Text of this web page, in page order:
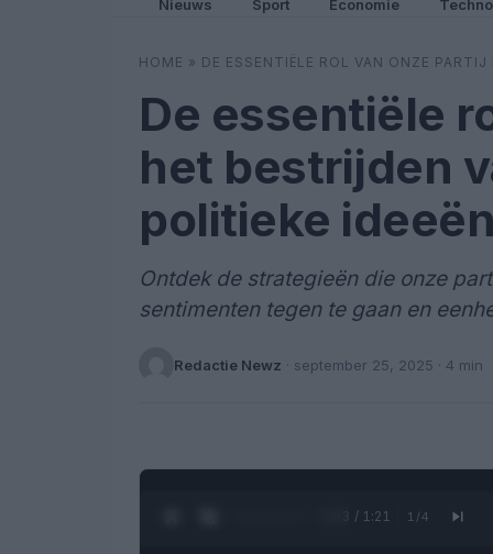
Nieuws Sport Economie
HOME » DE ESSENTIËLE ROL VAN ONZE
De essentiële
het bestrijden
politieke ideeën
Ontdek de strategieën die onze
sentimenten tegen te gaan en
Redactie Newz · september 25, 2025 · 4 min
0:04 / 1:21 1 /4